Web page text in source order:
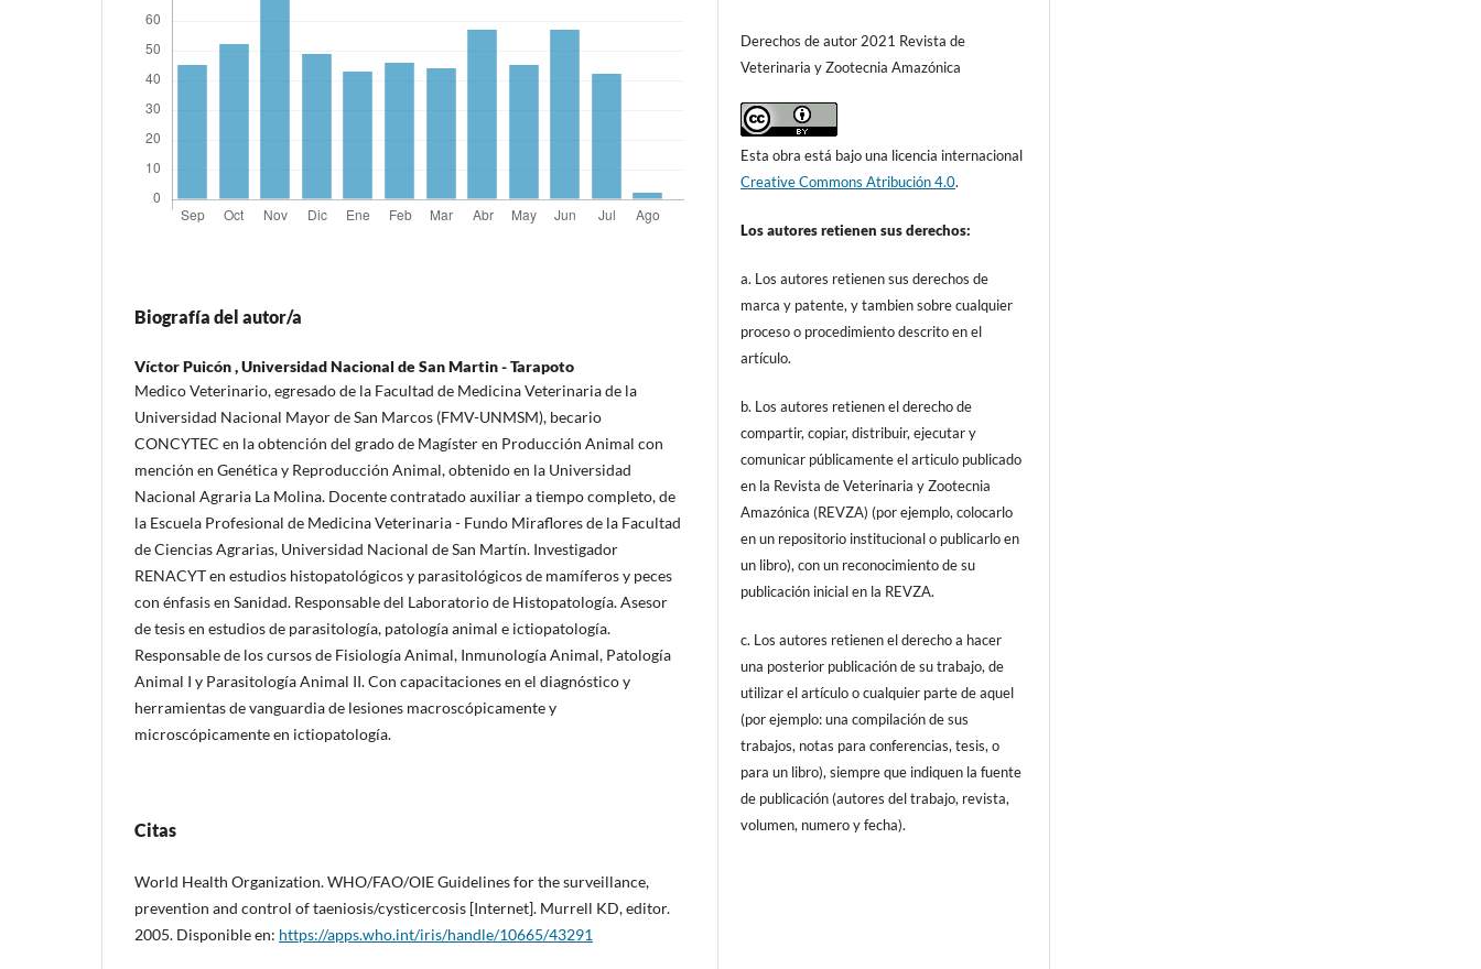
Biografía del autor/a
Víctor Puicón ,Universidad Nacional de San Martin - Tarapoto
Medico Veterinario, egresado de la Facultad de Medicina Veterinaria de la
Universidad Nacional Mayor de San Marcos (FMV-UNMSM), becario
CONCYTEC en la obtención del grado de Magíster en Producción Animal con
mención en Genética y Reproducción Animal, obtenido en la Universidad
Nacional Agraria La Molina. Docente contratado auxiliar a tiempo completo, de
la Escuela Profesional de Medicina Veterinaria - Fundo Miraflores de la Facultad
de Ciencias Agrarias, Universidad Nacional de San Martín. Investigador
RENACYT en estudios histopatológicos y parasitológicos de mamíferos y peces
con énfasis en Sanidad. Responsable del Laboratorio de Histopatología. Asesor
de tesis en estudios de parasitología, patología animal e ictiopatología.
Responsable de los cursos de Fisiología Animal, Inmunología Animal, Patología
Animal I y Parasitología Animal II. Con capacitaciones en el diagnóstico y
herramientas de vanguardia de lesiones macroscópicamente y
microscópicamente en ictiopatología.
Citas
World Health Organization. WHO/FAO/OIE Guidelines for the surveillance,
prevention and control of taeniosis/cysticercosis [Internet]. Murrell KD, editor.
2005. Disponible en: https://apps.who.int/iris/handle/10665/43291
Derechos de autor 2021 Revista de
Veterinaria y Zootecnia Amazónica
Esta obra está bajo una licencia internacional
Creative Commons Atribución 4.0.
Los autores retienen sus derechos:
a. Los autores retienen sus derechos de
marca y patente, y tambien sobre cualquier
proceso o procedimiento descrito en el
artículo.
b. Los autores retienen el derecho de
compartir, copiar, distribuir, ejecutar y
comunicar públicamente el articulo publicado
en la Revista de Veterinaria y Zootecnia
Amazónica (REVZA) (por ejemplo, colocarlo
en un repositorio institucional o publicarlo en
un libro), con un reconocimiento de su
publicación inicial en la REVZA.
c. Los autores retienen el derecho a hacer
una posterior publicación de su trabajo, de
utilizar el artículo o cualquier parte de aquel
(por ejemplo: una compilación de sus
trabajos, notas para conferencias, tesis, o
para un libro), siempre que indiquen la fuente
de publicación (autores del trabajo, revista,
volumen, numero y fecha).